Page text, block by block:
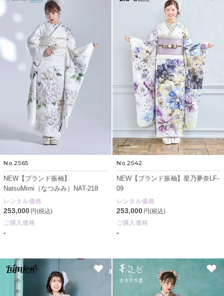
No.2565
NEW【ブランド振袖】
NatsuMimi（なつみみ）NAT-218
レンタル価格
253,000 円(税込)
ご購入価格
-
No.2542
NEW【ブランド振袖】星乃夢奈LF-
09
レンタル価格
253,000 円(税込)
ご購入価格
-